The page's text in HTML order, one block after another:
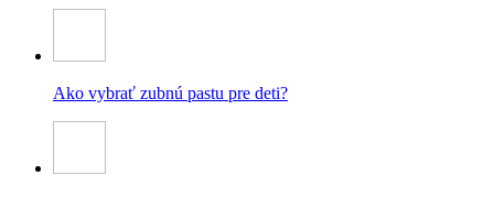
Ako vybrať zubnú pastu pre deti?